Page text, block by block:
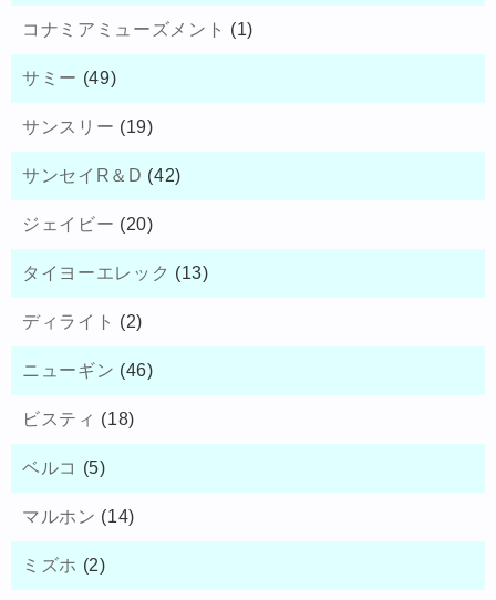
コナミアミューズメント (1)
サミー (49)
サンスリー (19)
サンセイR＆D (42)
ジェイビー (20)
タイヨーエレック (13)
ディライト (2)
ニューギン (46)
ビスティ (18)
ベルコ (5)
マルホン (14)
ミズホ (2)